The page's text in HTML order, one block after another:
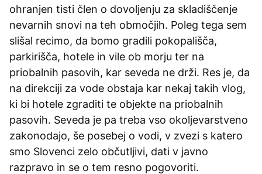
ohranjen tisti člen o dovoljenju za skladiščenje
nevarnih snovi na teh območjih. Poleg tega sem
slišal recimo, da bomo gradili pokopališča,
parkirišča, hotele in vile ob morju ter na
priobalnih pasovih, kar seveda ne drži. Res je, da
na direkciji za vode obstaja kar nekaj takih vlog,
ki bi hotele zgraditi te objekte na priobalnih
pasovih. Seveda je pa treba vso okoljevarstveno
zakonodajo, še posebej o vodi, v zvezi s katero
smo Slovenci zelo občutljivi, dati v javno
razpravo in se o tem resno pogovoriti.